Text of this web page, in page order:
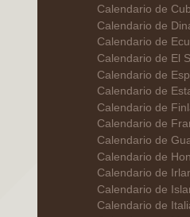
Calendario de
Calendario de
Calendario de
Calendario de El
Calendario de
Calendario de
Calendario de
Calendario de
Calendario de
Calendario de
Calendario de
Calendario de
Calendario de